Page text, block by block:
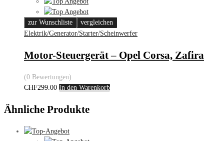
zur Wunschliste
vergleichen
Elektrik/Generator/Starter/Scheinwerfer
Motor-Steuergerät – Opel Corsa, Zafira
(0 Bewertungen)
CHF299.00 In den Warenkorb
Ähnliche Produkte